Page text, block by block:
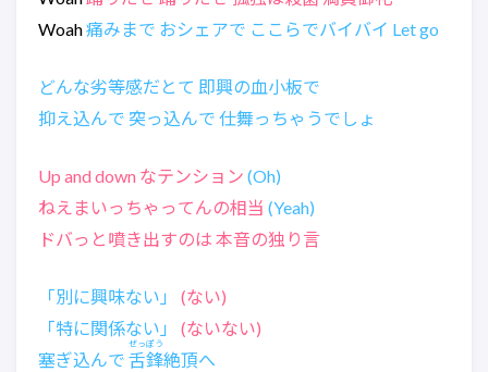
Woah痛みまで おシェアで ここらでバイバイ Let go
どんな劣等感だとて 即興の血小板で
抑え込んで 突っ込んで 仕舞っちゃうでしょ
Up and down なテンション (Oh)
ねえまいっちゃってんの相当 (Yeah)
ドバっと噴き出すのは 本音の独り言
「別に興味ない」 (ない)
「特に関係ない」 (ないない)
塞ぎ込んで 舌鋒
ぜっぽう
絶頂へ